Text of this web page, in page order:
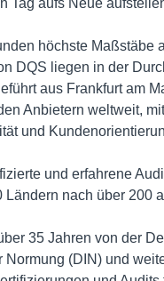
höchste Maßstäbe
DQS liegen in der
aus Frankfurt am
Anbietern weltweit,
und
und erfahrene
Ländern nach über 200
35 Jahren von der
Normung (DIN) und